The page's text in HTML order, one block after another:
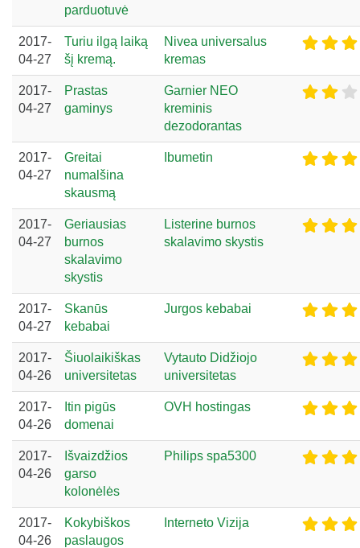
parduotuvė
2017-
04-27
Turiu ilgą laiką
šį kremą.
Nivea universalus
kremas
2017-
04-27
Prastas
gaminys
Garnier NEO
kreminis
dezodorantas
2017-
04-27
Greitai
numalšina
skausmą
Ibumetin
2017-
04-27
Geriausias
burnos
skalavimo
skystis
Listerine burnos
skalavimo skystis
2017-
04-27
Skanūs
kebabai
Jurgos kebabai
2017-
04-26
Šiuolaikiškas
universitetas
Vytauto Didžiojo
universitetas
2017-
04-26
Itin pigūs
domenai
OVH hostingas
2017-
04-26
Išvaizdžios
garso
kolonėlės
Philips spa5300
2017-
04-26
Kokybiškos
paslaugos
Interneto Vizija